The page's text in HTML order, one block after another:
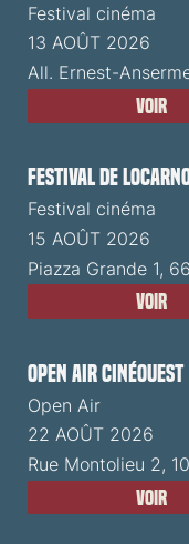
Festival cinéma
13 AOÛT 2026
All. Ernest-
Voir
Festival de
Festival cinéma
15 AOÛT 2026
Piazza Grande 1,
Voir
Open Air CinéOuest
Open Air
22 AOÛT 2026
Rue Montolieu 2,
Voir